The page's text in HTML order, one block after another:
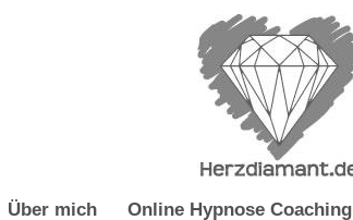
Über mich Online Hypnose Coaching